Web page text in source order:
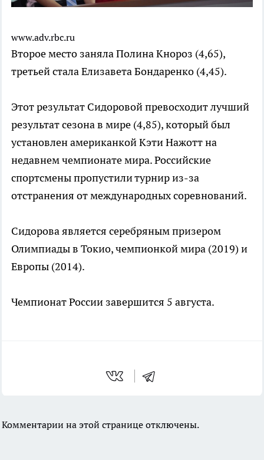
www.adv.rbc.ru
Второе место заняла Полина Кнороз (4,65),
третьей стала Елизавета Бондаренко (4,45).
Этот результат Сидоровой превосходит лучший
результат сезона в мире (4,85), который был
установлен американкой Кэти Нажотт на
недавнем чемпионате мира. Российские
спортсмены пропустили турнир из-за
отстранения от международных соревнований.
Сидорова является серебряным призером
Олимпиады в Токио, чемпионкой мира (2019) и
Европы (2014).
Чемпионат России завершится 5 августа.
Комментарии на этой странице отключены.